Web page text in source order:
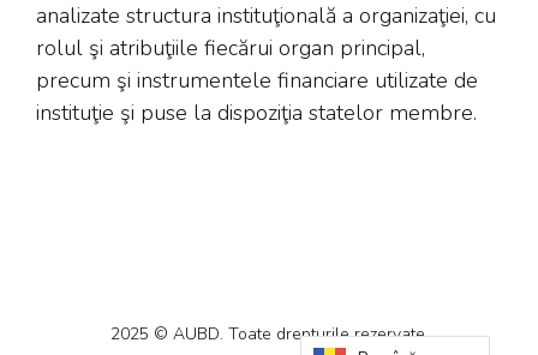
analizate structura instituţională a organizaţiei, cu
rolul şi atribuţiile fiecărui organ principal,
precum şi instrumentele financiare utilizate de
instituţie şi puse la dispoziţia statelor membre.
2025 © AUBD. Toate drepturile rezervate.